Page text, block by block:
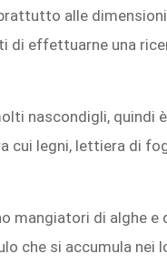
alle
di effettuarne una
nascondigli, quindi
cui legni, lettiera di
mangiatori di alghe
che si accumula nei